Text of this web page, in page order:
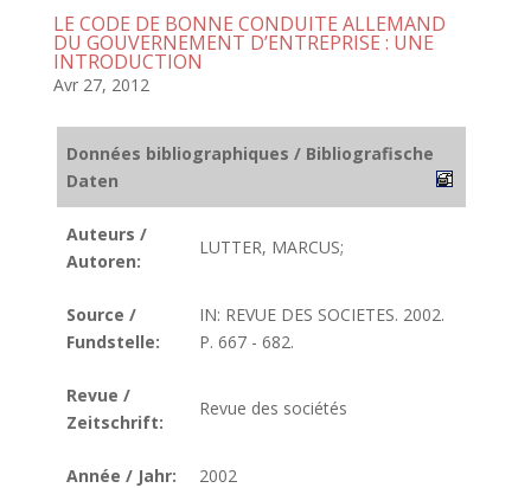
LE CODE DE BONNE CONDUITE ALLEMAND
DU GOUVERNEMENT D’ENTREPRISE : UNE
INTRODUCTION
Avr 27, 2012
Données bibliographiques / Bibliografische
Daten
Auteurs /
Autoren:
LUTTER, MARCUS;
Source /
Fundstelle:
IN: REVUE DES SOCIETES. 2002.
P. 667 - 682.
Revue /
Zeitschrift:
Revue des sociétés
Année / Jahr: 2002